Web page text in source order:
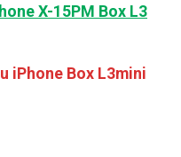
X-15PM Box L3
iPhone Box L3mini